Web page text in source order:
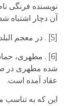
نویسنده فرنگی
آن دچار اشتباه
[5] . در معجم البلدان یاقوت حموی این مدخل یافت نشد.
عقاد آمده است.
این که به تناسب